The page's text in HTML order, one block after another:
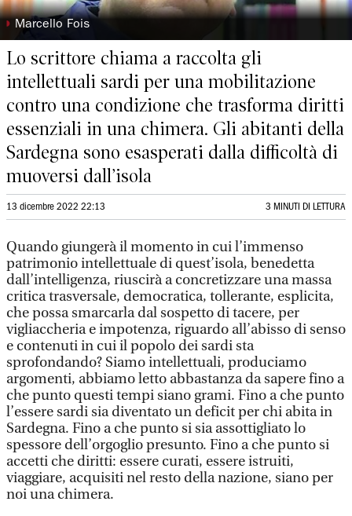
◗ Marcello Fois
Lo scrittore chiama a raccolta gli
intellettuali sardi per una mobilitazione
contro una condizione che trasforma diritti
essenziali in una chimera. Gli abitanti della
Sardegna sono esasperati dalla difficoltà di
muoversi dall’isola
13 dicembre 2022 22:13 3 MINUTI DI LETTURA
Quando giungerà il momento in cui l’immenso
patrimonio intellettuale di quest’isola, benedetta
dall’intelligenza, riuscirà a concretizzare una massa
critica trasversale, democratica, tollerante, esplicita,
che possa smarcarla dal sospetto di tacere, per
vigliaccheria e impotenza, riguardo all’abisso di senso
e contenuti in cui il popolo dei sardi sta
sprofondando? Siamo intellettuali, produciamo
argomenti, abbiamo letto abbastanza da sapere fino a
che punto questi tempi siano grami. Fino a che punto
l’essere sardi sia diventato un deficit per chi abita in
Sardegna. Fino a che punto si sia assottigliato lo
spessore dell’orgoglio presunto. Fino a che punto si
accetti che diritti: essere curati, essere istruiti,
viaggiare, acquisiti nel resto della nazione, siano per
noi una chimera.